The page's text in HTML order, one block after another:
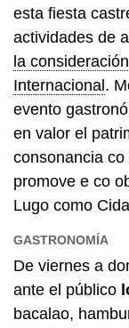
esta fiesta
actividades de
la
Internacional .
evento
en valor el
consonancia
promove e co
Lugo como
GASTRONOMÍA
De viernes a
ante el público
bacalao,